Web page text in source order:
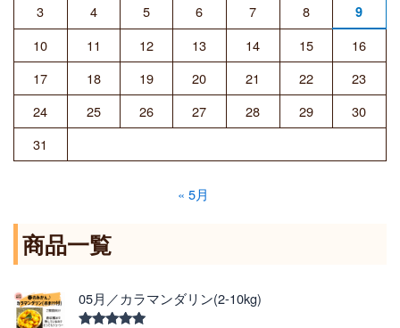
3
4 5 6 7 8 9
10 11 12 13 14 15
16
17
18 19 20 21 22
23
24
25 26 27 28 29
30
31
« 5月
商品一覧
05月／カラマンダリン(2-10kg)
格